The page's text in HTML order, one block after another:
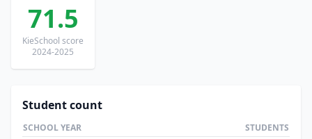
71.5
KieSchool score
2024-2025
Student count
SCHOOL YEAR STUDENTS